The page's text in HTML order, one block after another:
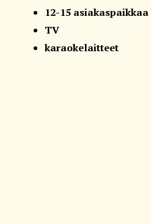
12-15 asiakaspaikkaa
TV
karaokelaitteet